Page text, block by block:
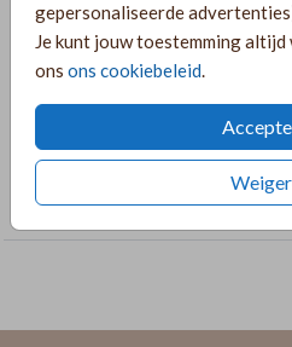
gepersonaliseerde
Je kunt jouw toestemming
ons ons cookiebeleid.
OMSCHRIJVING
Meisjes kaartje met lichtblauwe
helemaal naar wens aan en
COLLECTIE
Geboortekaartjes met